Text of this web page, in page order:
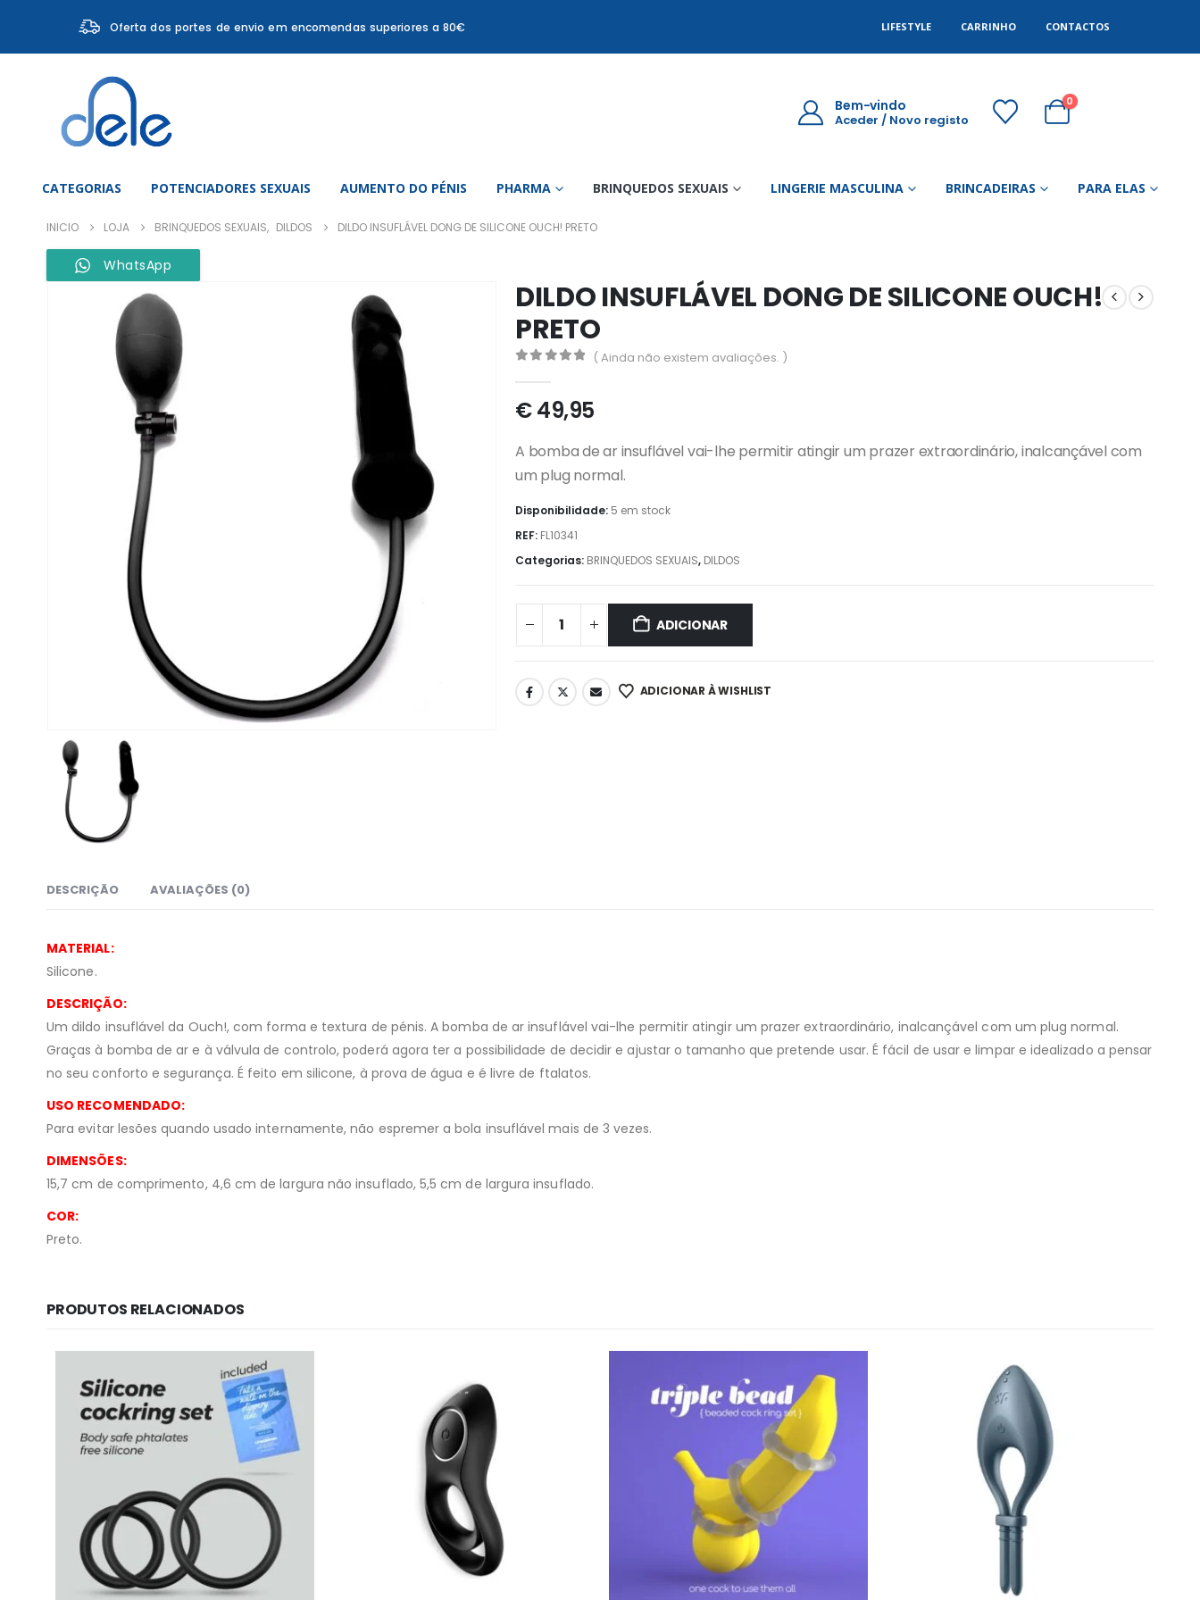
Oferta dos portes de envio em encomendas superiores a 80€ LIFESTYLE CARRINHO CONTACTOS
Bem-vindo
Aceder / Novo registo
0
CATEGORIAS POTENCIADORES SEXUAIS AUMENTO DO PÉNIS PHARMA BRINQUEDOS SEXUAIS LINGERIE MASCULINA BRINCADEIRAS PARA ELAS
INICIO LOJA BRINQUEDOS SEXUAIS, DILDOS DILDO INSUFLÁVEL DONG DE SILICONE OUCH! PRETO
WhatsApp
DILDO INSUFLÁVEL DONG DE SILICONE OUCH!
PRETO
( Ainda não existem avaliações. )
€49,95
A bomba de ar insuflável vai-lhe permitir atingir um prazer extraordinário, inalcançável com
um plug normal.
Disponibilidade: 5 em stock
REF: FL10341
Categorias: BRINQUEDOS SEXUAIS, DILDOS
ADICIONAR
ADICIONAR À WISHLIST
DESCRIÇÃO AVALIAÇÕES (0)
MATERIAL:
Silicone.
DESCRIÇÃO:
Um dildo insuflável da Ouch!, com forma e textura de pénis. A bomba de ar insuflável vai-lhe permitir atingir um prazer extraordinário, inalcançável com um plug normal.
Graças à bomba de ar e à válvula de controlo, poderá agora ter a possibilidade de decidir e ajustar o tamanho que pretende usar. É fácil de usar e limpar e idealizado a pensar
no seu conforto e segurança. É feito em silicone, à prova de água e é livre de ftalatos.
USO RECOMENDADO:
Para evitar lesões quando usado internamente, não espremer a bola insuflável mais de 3 vezes.
DIMENSÕES:
15,7 cm de comprimento, 4,6 cm de largura não insuflado, 5,5 cm de largura insuflado.
COR:
Preto.
PRODUTOS RELACIONADOS
Apoio ao cliente
Contactos
Redes Sociais